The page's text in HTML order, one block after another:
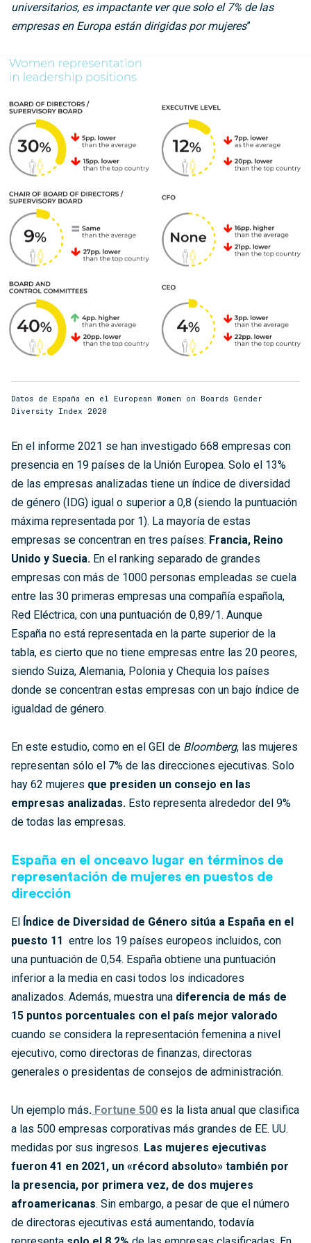
universitarios, es impactante ver que solo el 7% de las
empresas en Europa están dirigidas por mujeres”
Datos de España en el European Women on Boards Gender
Diversity Index 2020
En el informe 2021 se han investigado 668 empresas con
presencia en 19 países de la Unión Europea. Solo el 13%
de las empresas analizadas tiene un índice de diversidad
de género (IDG) igual o superior a 0,8 (siendo la puntuación
máxima representada por 1). La mayoría de estas
empresas se concentran en tres países: Francia, Reino
Unido y Suecia. En el ranking separado de grandes
empresas con más de 1000 personas empleadas se cuela
entre las 30 primeras empresas una compañía española,
Red Eléctrica, con una puntuación de 0,89/1. Aunque
España no está representada en la parte superior de la
tabla, es cierto que no tiene empresas entre las 20 peores,
siendo Suiza, Alemania, Polonia y Chequia los países
donde se concentran estas empresas con un bajo índice de
igualdad de género.
En este estudio, como en el GEI de Bloomberg, las mujeres
representan sólo el 7% de las direcciones ejecutivas. Solo
hay 62 mujeres que presiden un consejo en las
empresas analizadas. Esto representa alrededor del 9%
de todas las empresas.
España en el onceavo lugar en términos de
representación de mujeres en puestos de
dirección
El Índice de Diversidad de Género sitúa a España en el
puesto 11 entre los 19 países europeos incluidos, con
una puntuación de 0,54. España obtiene una puntuación
inferior a la media en casi todos los indicadores
analizados. Además, muestra una diferencia de más de
15 puntos porcentuales con el país mejor valorado
cuando se considera la representación femenina a nivel
ejecutivo, como directoras de finanzas, directoras
generales o presidentas de consejos de administración.
Un ejemplo más. Fortune 500 es la lista anual que clasifica
a las 500 empresas corporativas más grandes de EE. UU.
medidas por sus ingresos. Las mujeres ejecutivas
fueron 41 en 2021, un «récord absoluto» también por
la presencia, por primera vez, de dos mujeres
afroamericanas. Sin embargo, a pesar de que el número
de directoras ejecutivas está aumentando, todavía